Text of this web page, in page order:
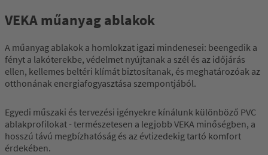
VEKA műanyag ablakok
A műanyag ablakok a homlokzat igazi mindenesei: beengedik a
fényt a lakóterekbe, védelmet nyújtanak a szél és az időjárás
ellen, kellemes beltéri klímát biztosítanak, és meghatározóak az
otthonának energiafogyasztása szempontjából.
Egyedi műszaki és tervezési igényekre kínálunk különböző PVC
ablakprofilokat - természetesen a legjobb VEKA minőségben, a
hosszú távú megbízhatóság és az évtizedekig tartó komfort
érdekében.